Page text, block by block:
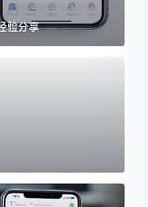
验分享